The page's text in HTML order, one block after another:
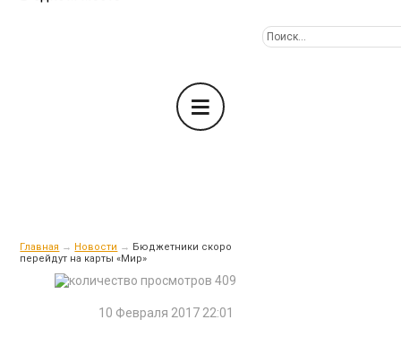
Главная → Новости → Бюджетники скоро
перейдут на карты «Мир»
409
10 Февраля 2017 22:01